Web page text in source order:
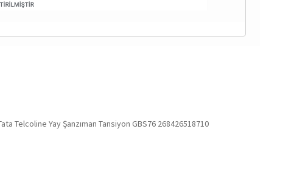
Telcoline Yay Şanzıman Tansiyon GBS76 268426518710